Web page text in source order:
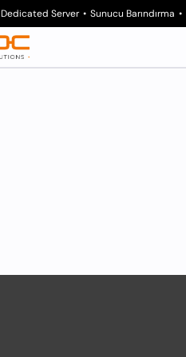
Dedicated Server Sunucu Barındırma